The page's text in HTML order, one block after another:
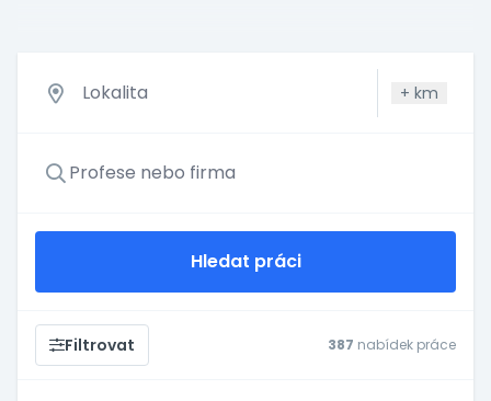
+ km
Hledat práci
Filtrovat 387 nabídek práce